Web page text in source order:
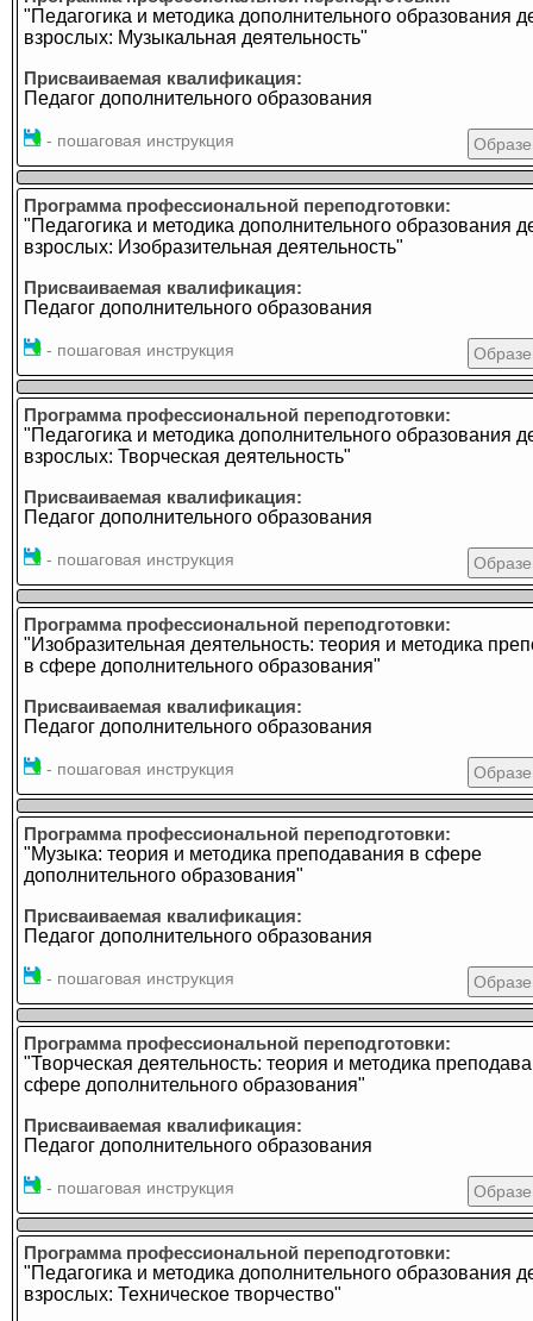
"Педагогика и методика дополнительного образования
взрослых: Музыкальная деятельность"
Присваиваемая квалификация:
Педагог дополнительного образования
- пошаговая инструкция
Программа профессиональной переподготовки:
"Педагогика и методика дополнительного образования
взрослых: Изобразительная деятельность"
Присваиваемая квалификация:
Педагог дополнительного образования
- пошаговая инструкция
Программа профессиональной переподготовки:
"Педагогика и методика дополнительного образования
взрослых: Творческая деятельность"
Присваиваемая квалификация:
Педагог дополнительного образования
- пошаговая инструкция
Программа профессиональной переподготовки:
"Изобразительная деятельность: теория и методика
в сфере дополнительного образования"
Присваиваемая квалификация:
Педагог дополнительного образования
- пошаговая инструкция
Программа профессиональной переподготовки:
"Музыка: теория и методика преподавания в сфере
дополнительного образования"
Присваиваемая квалификация:
Педагог дополнительного образования
- пошаговая инструкция
Программа профессиональной переподготовки:
"Творческая деятельность: теория и методика
сфере дополнительного образования"
Присваиваемая квалификация:
Педагог дополнительного образования
- пошаговая инструкция
Программа профессиональной переподготовки:
"Педагогика и методика дополнительного образования
взрослых: Техническое творчество"